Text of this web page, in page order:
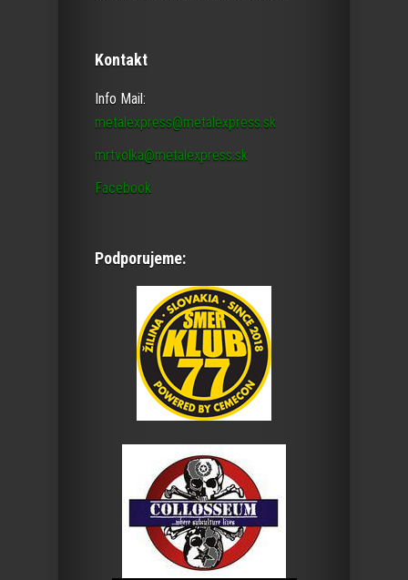
Kontakt
Info Mail:
metalexpress@metalexpress.sk
mrtvolka@metalexpress.sk
Facebook
Podporujeme: